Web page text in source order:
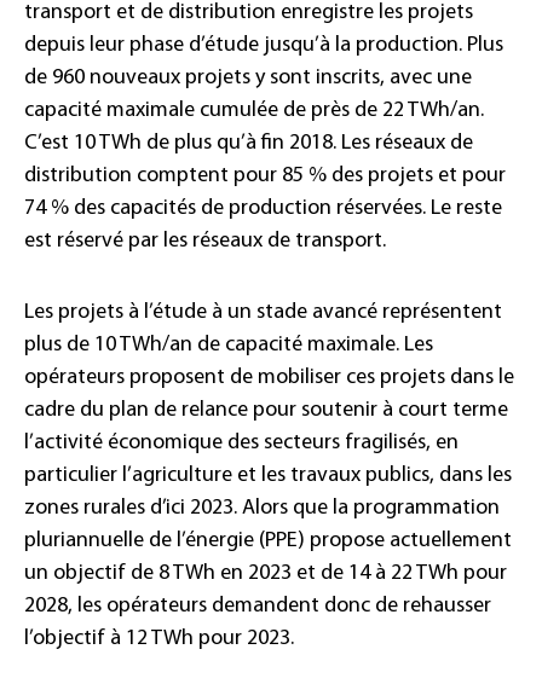
transport et de distribution enregistre les projets
depuis leur phase d’étude jusqu’à la production. Plus
de 960 nouveaux projets y sont inscrits, avec une
capacité maximale cumulée de près de 22 TWh/an.
C’est 10 TWh de plus qu’à fin 2018. Les réseaux de
distribution comptent pour 85 % des projets et pour
74 % des capacités de production réservées. Le reste
est réservé par les réseaux de transport.
Les projets à l’étude à un stade avancé représentent
plus de 10 TWh/an de capacité maximale. Les
opérateurs proposent de mobiliser ces projets dans le
cadre du plan de relance pour soutenir à court terme
l’activité économique des secteurs fragilisés, en
particulier l’agriculture et les travaux publics, dans les
zones rurales d’ici 2023. Alors que la programmation
pluriannuelle de l’énergie (PPE) propose actuellement
un objectif de 8 TWh en 2023 et de 14 à 22 TWh pour
2028, les opérateurs demandent donc de rehausser
l’objectif à 12 TWh pour 2023.